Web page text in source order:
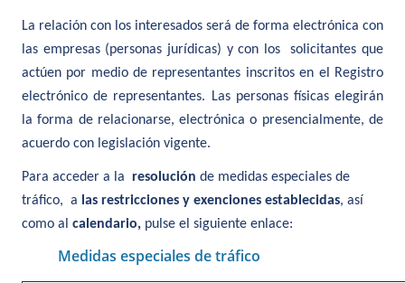
La relación con los interesados será de forma electrónica con
las empresas (personas jurídicas) y con los solicitantes que
actúen por medio de representantes inscritos en el Registro
electrónico de representantes. Las personas físicas elegirán
la forma de relacionarse, electrónica o presencialmente, de
acuerdo con legislación vigente.
Para acceder a la resolución de medidas especiales de
tráfico, a las restricciones y exenciones establecidas, así
como al calendario, pulse el siguiente enlace:
Medidas especiales de tráfico